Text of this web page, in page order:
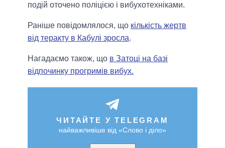
подій оточено поліцією і вибухотехніками.
Раніше повідомлялося, що кількість жертв
від теракту в Кабулі зросла.
Нагадаємо також, що в Затоці на базі
відпочинку прогримів вибух.
ЧИТАЙТЕ У TELEGRAM
найважливіше від «Слово і діло»